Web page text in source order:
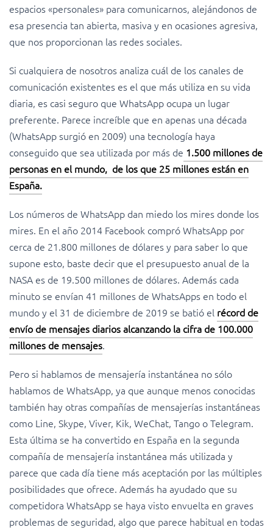
espacios «personales» para comunicarnos, alejándonos de
esa presencia tan abierta, masiva y en ocasiones agresiva,
que nos proporcionan las redes sociales.
Si cualquiera de nosotros analiza cuál de los canales de
comunicación existentes es el que más utiliza en su vida
diaria, es casi seguro que WhatsApp ocupa un lugar
preferente. Parece increíble que en apenas una década
(WhatsApp surgió en 2009) una tecnología haya
conseguido que sea utilizada por más de 1.500 millones de
personas en el mundo, de los que 25 millones están en
España.
Los números de WhatsApp dan miedo los mires donde los
mires. En el año 2014 Facebook compró WhatsApp por
cerca de 21.800 millones de dólares y para saber lo que
supone esto, baste decir que el presupuesto anual de la
NASA es de 19.500 millones de dólares. Además cada
minuto se envían 41 millones de WhatsApps en todo el
mundo y el 31 de diciembre de 2019 se batió el récord de
envío de mensajes diarios alcanzando la cifra de 100.000
millones de mensajes.
Pero si hablamos de mensajería instantánea no sólo
hablamos de WhatsApp, ya que aunque menos conocidas
también hay otras compañías de mensajerías instantáneas
como Line, Skype, Viver, Kik, WeChat, Tango o Telegram.
Esta última se ha convertido en España en la segunda
compañía de mensajería instantánea más utilizada y
parece que cada día tiene más aceptación por las múltiples
posibilidades que ofrece. Además ha ayudado que su
competidora WhatsApp se haya visto envuelta en graves
problemas de seguridad, algo que parece habitual en todas